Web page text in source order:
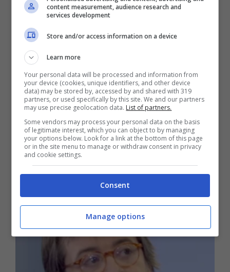
Si tratta di una stima, ma il clima peggiora
portandosi su un livello minimo da aprile
2021. “L’indice di fiducia dei consumatori
evidenzia un’evoluzione sfavorevole
dovuta principalmente a un
deterioramento delle opinioni sulla
situazione economica generale e a un
peggioramento delle aspettative”,scrive
content measurement, audience research and
services development
Store and/or access information on a device
Learn more
Your personal data will be processed and information from
your device (cookies, unique identifiers, and other device
data) may be stored by, accessed by and shared with 319
partners, or used specifically by this site. We and our partners
may use precise geolocation data. List of partners.
Some vendors may process your personal data on the basis
of legitimate interest, which you can object to by managing
your options below. Look for a link at the bottom of this page
or in the site menu to manage or withdraw consent in privacy
and cookie settings.
Consent
Manage options